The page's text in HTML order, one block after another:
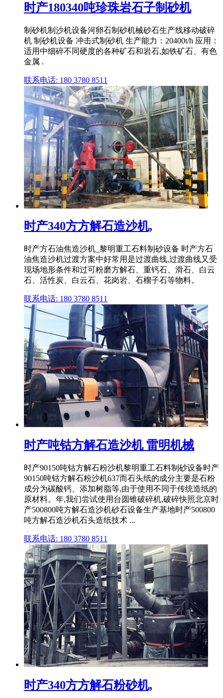
时产180340吨珍珠岩石子制砂机
制砂机制沙机设备河卵石制砂机械砂石生产线移动破碎
机 制砂机设备 冲击式制砂机 生产能力：20400t/h 应用：
适用中细碎不同硬度的各种矿石和岩石,如铁矿石、有色
金属 .
联系电话: 180 3780 8511
时产340方方解石造沙机,
时产方石油焦造沙机_黎明重工石料制砂设备 时产方石
油焦造沙机过渡方案中好常用是过渡曲线,过渡曲线又受
现场地形条件和过可粉磨方解石、重钙石、滑石、白云
石、活性炭、白云石、花岗岩、石榴子石等物料。
联系电话: 180 3780 8511
时产吨钴方解石造沙机 雷明机械
时产90150吨钴方解石粉沙机黎明重工石料制砂设备时产
90150吨钴方解石粉沙机637而石头纸的成分主要是石粉
成分为碳酸钙、添加树脂等,由于使用不同于传统造纸的
原材料。年,我们尝试使用台圆锥破碎机,破碎快照北京时
产500800吨方解石造沙机砂石设备生产基地时产500800
吨方解石造沙机石头造纸技术 ...
联系电话: 180 3780 8511
时产340方方解石粉砂机,